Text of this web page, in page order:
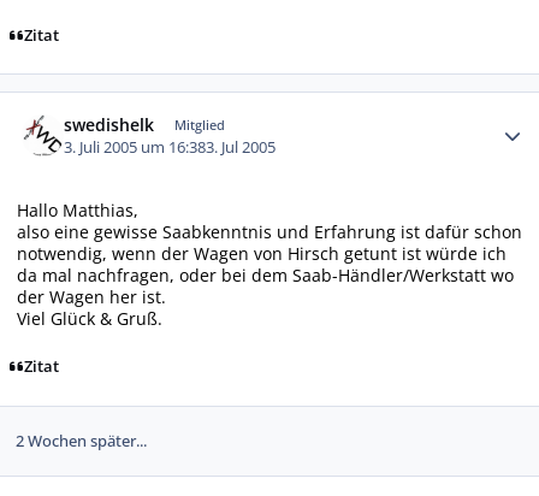
Zitat
swedishelk Mitglied
3. Juli 2005 um 16:383. Jul 2005
Hallo Matthias,
also eine gewisse Saabkenntnis und Erfahrung ist dafür schon
notwendig, wenn der Wagen von Hirsch getunt ist würde ich
da mal nachfragen, oder bei dem Saab-Händler/Werkstatt wo
der Wagen her ist.
Viel Glück & Gruß.
Zitat
2 Wochen später...